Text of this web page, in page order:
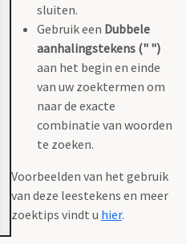
sluiten.
Gebruik een Dubbele
aanhalingstekens (" ")
aan het begin en einde
van uw zoektermen om
naar de exacte
combinatie van woorden
te zoeken.
Voorbeelden van het gebruik
van deze leestekens en meer
zoektips vindt u hier.